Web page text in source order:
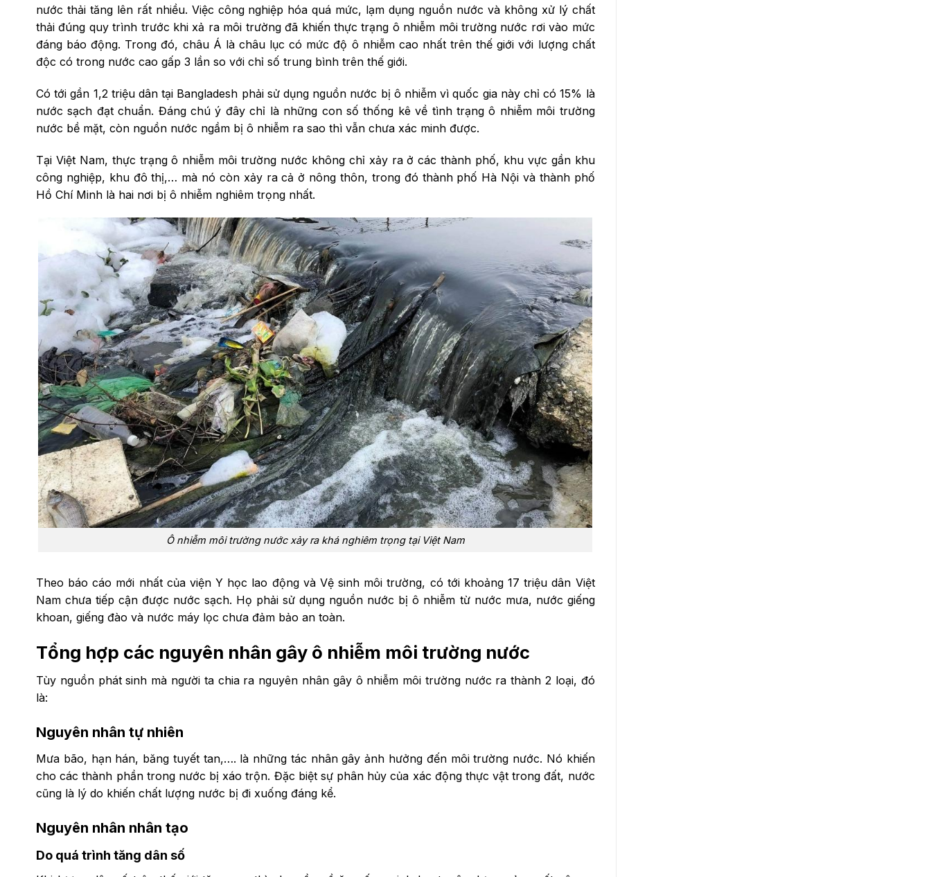
nước thải tăng lên rất nhiều. Việc công nghiệp hóa quá mức, lạm dụng nguồn nước và không xử lý chất
thải đúng quy trình trước khi xả ra môi trường đã khiến thực trạng ô nhiễm môi trường nước rơi vào mức
đáng báo động. Trong đó, châu Á là châu lục có mức độ ô nhiễm cao nhất trên thế giới với lượng chất
độc có trong nước cao gấp 3 lần so với chỉ số trung bình trên thế giới.
Có tới gần 1,2 triệu dân tại Bangladesh phải sử dụng nguồn nước bị ô nhiễm vì quốc gia này chỉ có 15% là
nước sạch đạt chuẩn. Đáng chú ý đây chỉ là những con số thống kê về tình trạng ô nhiễm môi trường
nước bề mặt, còn nguồn nước ngầm bị ô nhiễm ra sao thì vẫn chưa xác minh được.
Tại Việt Nam, thực trạng ô nhiễm môi trường nước không chỉ xảy ra ở các thành phố, khu vực gần khu
công nghiệp, khu đô thị,… mà nó còn xảy ra cả ở nông thôn, trong đó thành phố Hà Nội và thành phố
Hồ Chí Minh là hai nơi bị ô nhiễm nghiêm trọng nhất.
Ô nhiễm môi trường nước xảy ra khá nghiêm trọng tại Việt Nam
Theo báo cáo mới nhất của viện Y học lao động và Vệ sinh môi trường, có tới khoảng 17 triệu dân Việt
Nam chưa tiếp cận được nước sạch. Họ phải sử dụng nguồn nước bị ô nhiễm từ nước mưa, nước giếng
khoan, giếng đào và nước máy lọc chưa đảm bảo an toàn.
Tổng hợp các nguyên nhân gây ô nhiễm môi trường nước
Tùy nguồn phát sinh mà người ta chia ra nguyên nhân gây ô nhiễm môi trường nước ra thành 2 loại, đó
là:
Nguyên nhân tự nhiên
Mưa bão, hạn hán, băng tuyết tan,…. là những tác nhân gây ảnh hưởng đến môi trường nước. Nó khiến
cho các thành phần trong nước bị xáo trộn. Đặc biệt sự phân hủy của xác động thực vật trong đất, nước
cũng là lý do khiến chất lượng nước bị đi xuống đáng kể.
Nguyên nhân nhân tạo
Do quá trình tăng dân số